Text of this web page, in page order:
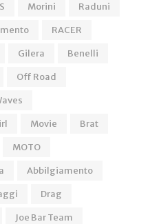
Morini
Raduni
RACER
Gilera
Benelli
Off Road
Movie
Brat
MOTO
Abbilgiamento
Drag
Joe Bar Team